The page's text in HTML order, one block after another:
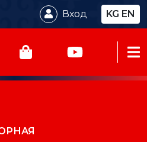
Вход KG EN